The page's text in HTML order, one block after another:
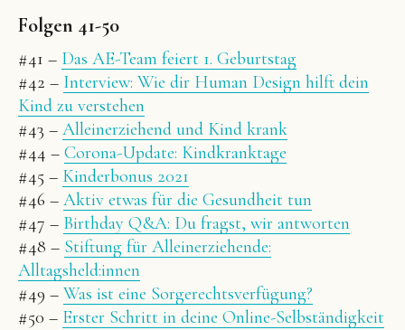
Folgen 41-50
#41 – Das AE-Team feiert 1. Geburtstag
#42 – Interview: Wie dir Human Design hilft dein
Kind zu verstehen
#43 – Alleinerziehend und Kind krank
#44 – Corona-Update: Kindkranktage
#45 – Kinderbonus 2021
#46 – Aktiv etwas für die Gesundheit tun
#47 – Birthday Q&A: Du fragst, wir antworten
#48 – Stiftung für Alleinerziehende:
Alltagsheld:innen
#49 – Was ist eine Sorgerechtsverfügung?
#50 – Erster Schritt in deine Online-Selbständigkeit